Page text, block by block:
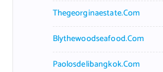
Thegeorginaestate.com
Blythewoodseafood.com
Paolosdelibangkok.com